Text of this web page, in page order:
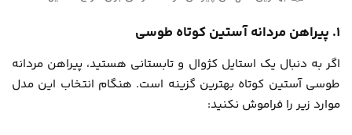
۱. پیراهن مردانه آستین کوتاه طوسی
اگر به دنبال یک استایل کژوال و تابستانی هستید، پیراهن مردانه
طوسی آستین کوتاه بهترین گزینه است. هنگام انتخاب این مدل
موارد زیر را فراموش نکنید: